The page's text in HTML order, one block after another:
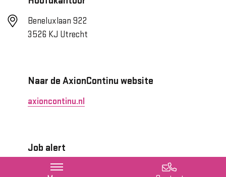
Beneluxlaan 922
3526 KJ Utrecht
Naar de AxionContinu website
axioncontinu.nl
Job alert
Blijf op de hoogte van nieuwe vacatures met onze